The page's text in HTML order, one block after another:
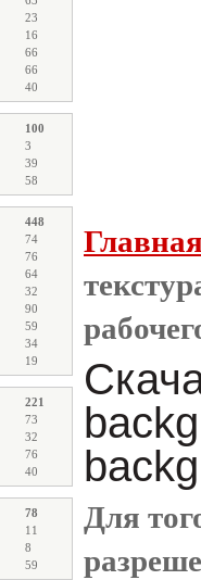
23
16
66
66
40
100
3
39
58
448
74
76
64
32
90
59
34
19
221
73
32
76
40
78
11
8
59
Для